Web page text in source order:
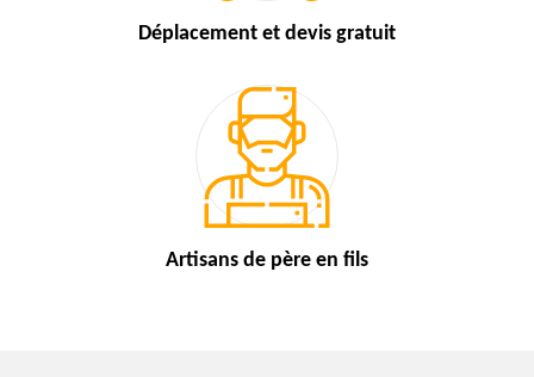
Déplacement et devis gratuit
Artisans de père en fils